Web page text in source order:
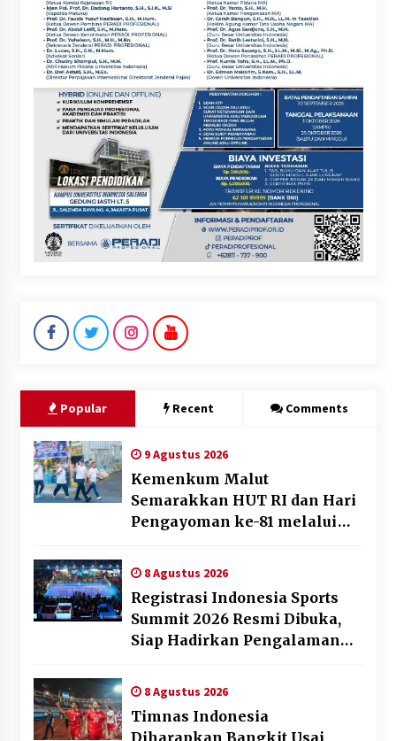
Popular Recent Comments
9 Agustus 2026
Kemenkum Malut
Semarakkan HUT RI dan Hari
Pengayoman ke-81 melalui
8 Agustus 2026
Registrasi Indonesia Sports
Summit 2026 Resmi Dibuka,
Siap Hadirkan Pengalaman
8 Agustus 2026
Timnas Indonesia
Diharapkan Bangkit Usai